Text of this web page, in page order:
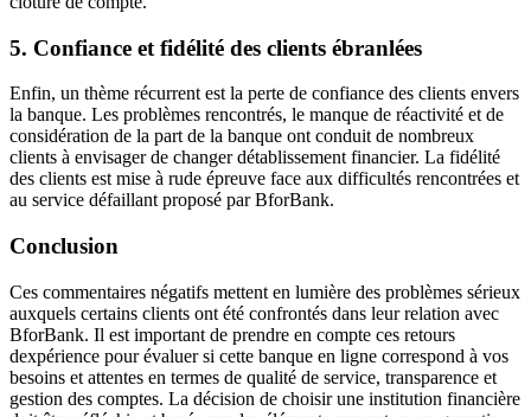
5. Confiance et fidélité des clients ébranlées
Enfin, un thème récurrent est la perte de confiance des clients envers
la banque. Les problèmes rencontrés, le manque de réactivité et de
considération de la part de la banque ont conduit de nombreux
clients à envisager de changer détablissement financier. La fidélité
des clients est mise à rude épreuve face aux difficultés rencontrées et
au service défaillant proposé par BforBank.
Conclusion
Ces commentaires négatifs mettent en lumière des problèmes sérieux
auxquels certains clients ont été confrontés dans leur relation avec
BforBank. Il est important de prendre en compte ces retours
dexpérience pour évaluer si cette banque en ligne correspond à vos
besoins et attentes en termes de qualité de service, transparence et
gestion des comptes. La décision de choisir une institution financière